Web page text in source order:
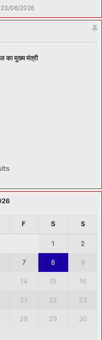
23/06/2026
का मुख्य मंत्री
F S S
1 2
7 8 9
14 15 16
21 22 23
28 29 30